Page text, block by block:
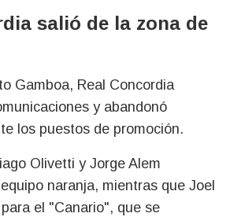
salió de la zona de
Gamboa, Real Concordia
y abandonó
los puestos de promoción.
Olivetti y Jorge Alem
naranja, mientras que Joel
el "Canario", que se